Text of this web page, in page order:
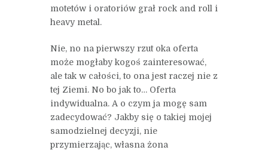
motetów i oratoriów grał rock and roll i
heavy metal.
Nie, no na pierwszy rzut oka oferta
może mogłaby kogoś zainteresować,
ale tak w całości, to ona jest raczej nie z
tej Ziemi. No bo jak to… Oferta
indywidualna. A o czym ja mogę sam
zadecydować? Jakby się o takiej mojej
samodzielnej decyzji, nie
przymierzając, własna żona